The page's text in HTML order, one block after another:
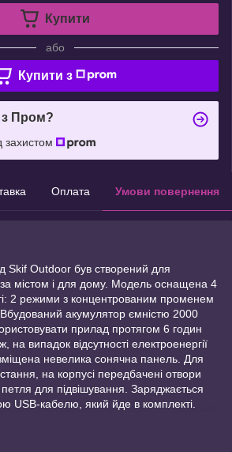
Купити
або
Купити з
з Пром?
захистом
Оплата Умови повернення
Skif Outdoor був створений для
за містом і для дому. Модель оснащена 4
2 режими з концентрованим променем
акумулятор ємністю 2000
прилад протягом 6 годин
на випадок відсутності електроенергії
невелика сонячна панель. Для
на корпусі передбачені отвори
петля для підвішування. Заряджається
USB-кабелю, який йде в комплекті.